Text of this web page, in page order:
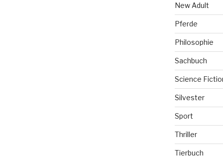
New Adult
Pferde
Philosophie
Sachbuch
Science
Silvester
Sport
Thriller
Tierbuch